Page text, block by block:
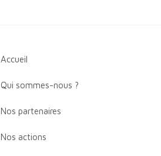
Accueil
Qui sommes-nous ?
Nos partenaires
Nos actions